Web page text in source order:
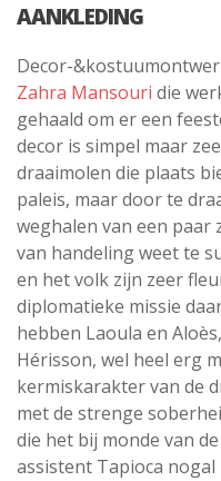
AANKLEDING
Decor-
Zahra Mansouri die
gehaald om er een
decor is simpel maar
draaimolen die plaats
paleis, maar door te
weghalen van een paar
van handeling weet te
en het volk zijn zeer
diplomatieke missie
hebben Laoula en
Hérisson, wel heel erg
kermiskarakter van de
met de strenge
die het bij monde van
assistent Tapioca